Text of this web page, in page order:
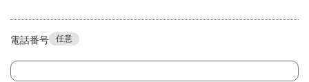
電話番号 任意